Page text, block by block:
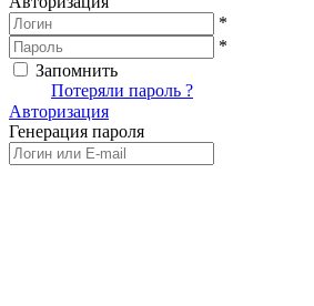
*
*
Запомнить
Потеряли пароль ?
Авторизация
Генерация пароля